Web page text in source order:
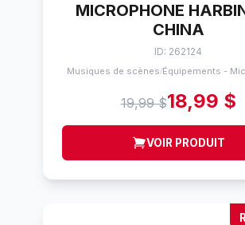
MICROPHONE
CHINA
ID: 262124
Musiques de scènes/Équipements -
19,99 $18,99 $
VOIR PRODUIT